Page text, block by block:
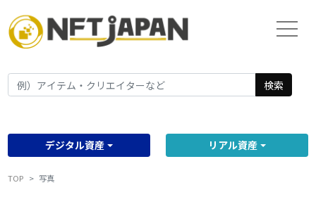
検索
デジタル資産 リアル資産
TOP 写真